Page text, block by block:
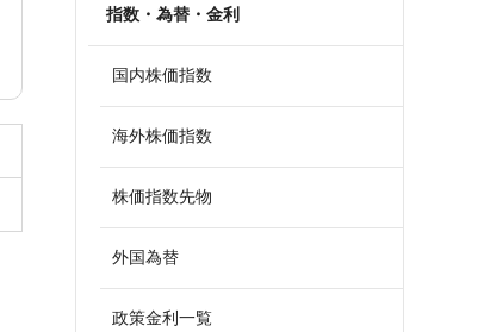
指数・為替・金利
国内株価指数
海外株価指数
株価指数先物
外国為替
政策金利一覧